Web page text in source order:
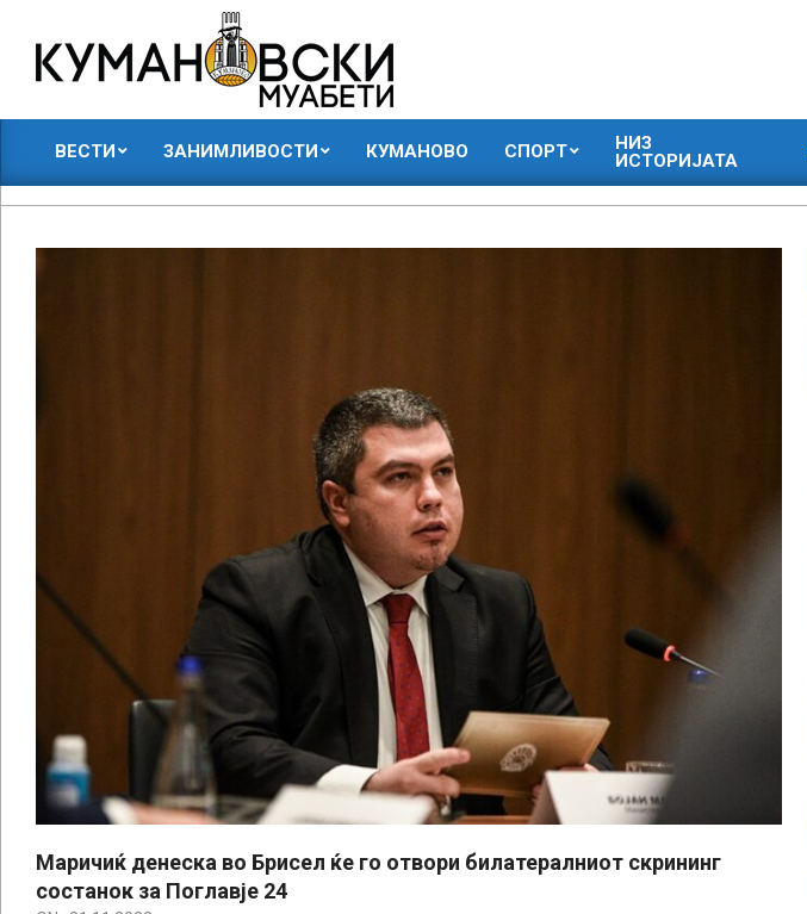
content
КУМАНОВСКИ
МУАБЕТИ
ВЕСТИ ЗАНИМЛИВОСТИ КУМАНОВО СПОРТ
НИЗ
ИСТОРИЈАТА
Маричиќ денеска во Брисел ќе го отвори билатералниот скрининг
состанок за Поглавје 24